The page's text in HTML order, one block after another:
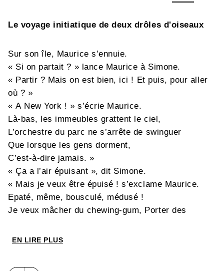
Le voyage initiatique de deux drôles d'oiseaux
Sur son île, Maurice s’ennuie.
« Si on partait ? » lance Maurice à Simone.
« Partir ? Mais on est bien, ici ! Et puis, pour aller
où ? »
« A New York ! » s’écrie Maurice.
Là-bas, les immeubles grattent le ciel,
L’orchestre du parc ne s’arrête de swinguer
Que lorsque les gens dorment,
C’est-à-dire jamais. »
« Ça a l’air épuisant », dit Simone.
« Mais je veux être épuisé ! s’exclame Maurice.
Epaté, même, bousculé, médusé !
Je veux mâcher du chewing-gum, Porter des
musées, manger un tas de pizzas, et… et… »
EN LIRE PLUS